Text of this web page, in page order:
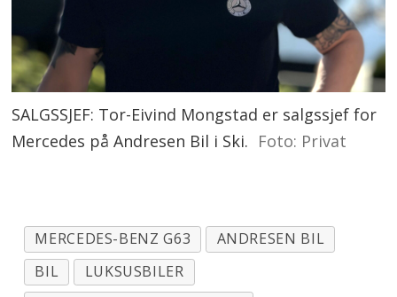
SALGSSJEF: Tor-Eivind Mongstad er salgssjef for
Mercedes på Andresen Bil i Ski. Foto: Privat
MERCEDES-BENZ G63
ANDRESEN BIL
BIL
LUKSUSBILER